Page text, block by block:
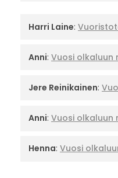
Harri Laine:
Anni: Vuosi olkaluun
Jere Reinikainen:
Anni: Vuosi olkaluun
Henna: Vuosi